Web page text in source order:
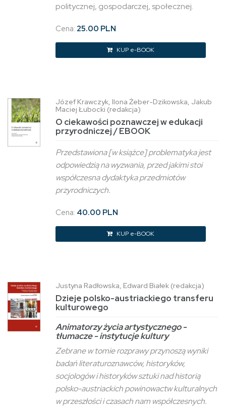
politycznej, gospodarczej, społecznej.
Cena: 25.00 PLN
KUP e-BOOK
Józef Krawczyk, Ilona Żeber-Dzikowska, Jakub
Maciej Łubocki (redakcja)
O ciekawości poznawczej w edukacji
przyrodniczej / EBOOK
Przedstawiona [w książce] problematyka jest
odpowiedzią na wyzwania, przed jakimi stoi
współczesna dydaktyka przedmiotów
przyrodniczych.
Cena: 40.00 PLN
KUP e-BOOK
Justyna Radłowska, Edward Białek (redakcja)
Dzieje polsko-austriackiego transferu
kulturowego
Animatorzy życia artystycznego -
tłumacze - instytucje kultury
Zebrane w tomie rozprawy przynoszą wyniki
badań literaturoznawców, historyków,
socjologów i historyków sztuki nad historią
polsko-austriackich powinowactw kulturalnych
w przeszłości i czasach nam współczesnych.